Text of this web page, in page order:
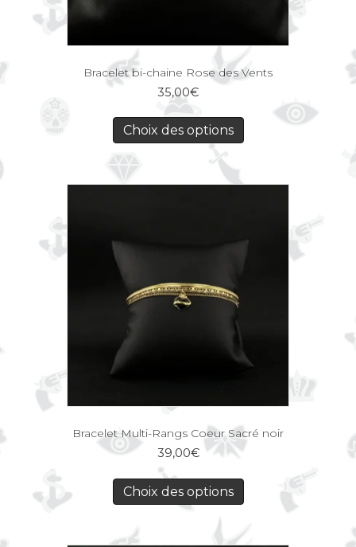
Bracelet bi-chaine Rose des Vents
35,00€
Choix des options
Bracelet Multi-Rangs Coeur Sacré noir
39,00€
Choix des options